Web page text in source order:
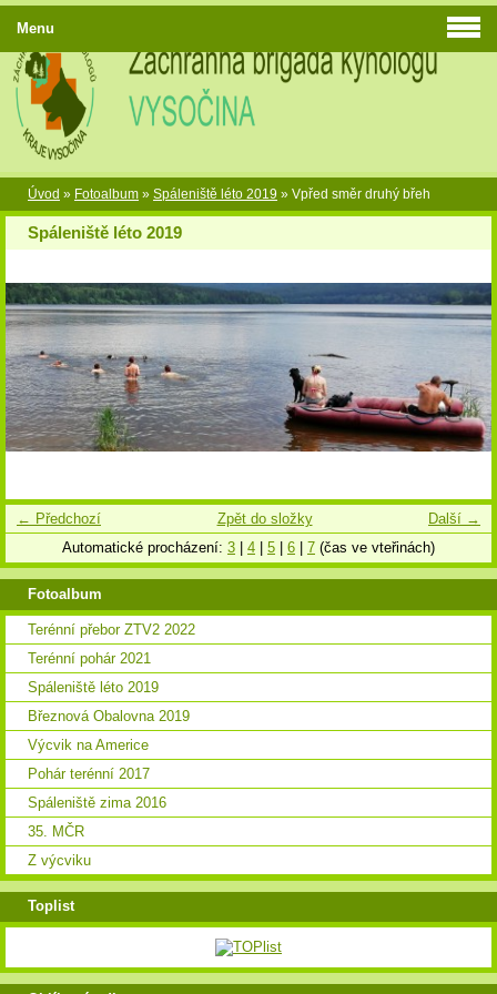
Úvod » Fotoalbum » Spáleniště léto 2019 » Vpřed směr druhý břeh
Spáleniště léto 2019
← Předchozí Další →
Zpět do složky
Automatické procházení: 3 4 5 6 7 (čas ve vteřinách)
Menu
Fotoalbum
Terénní přebor ZTV2 2022
Terénní pohár 2021
Spáleniště léto 2019
Březnová Obalovna 2019
Výcvik na Americe
Pohár terénní 2017
Spáleniště zima 2016
35. MČR
Z výcviku
Toplist